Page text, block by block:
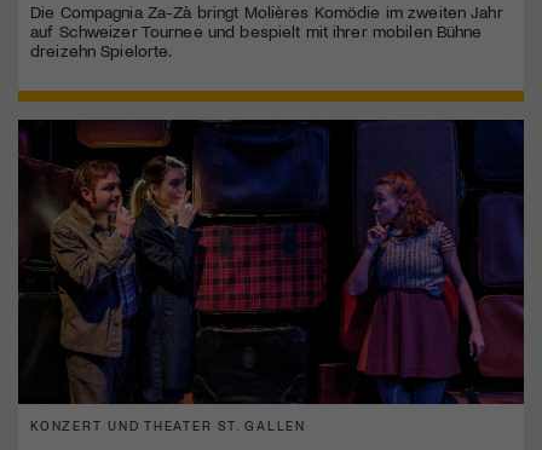
Die Compagnia Za-Zà bringt Molières Komödie im zweiten Jahr
auf Schweizer Tournee und bespielt mit ihrer mobilen Bühne
dreizehn Spielorte.
KONZERT UND THEATER ST. GALLEN